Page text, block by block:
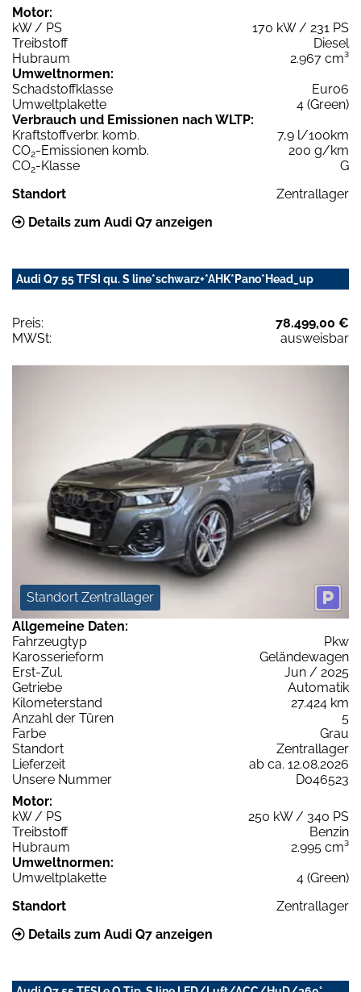
Motor:
kW / PS
170 kW / 231 PS
Treibstoff
Diesel
Hubraum
2.967 cm³
Umweltnormen:
Schadstoffklasse
Euro6
Umweltplakette
4 (Green)
Verbrauch und Emissionen nach WLTP:
Kraftstoffverbr. komb.
7,9 l/100km
CO2-Emissionen komb.
200 g/km
CO2-Klasse
G
Standort
Zentrallager
Details zum Audi Q7 anzeigen
Audi Q7 55 TFSI qu. S line*schwarz+*AHK*Pano*Head_up
Preis:
78.499,00 €
MWSt:
ausweisbar
Standort Zentrallager
Allgemeine Daten:
Fahrzeugtyp
Pkw
Karosserieform
Geländewagen
Erst-Zul.
Jun / 2025
Getriebe
Automatik
Kilometerstand
27.424 km
Anzahl der Türen
5
Farbe
Grau
Standort
Zentrallager
Lieferzeit
ab ca. 12.08.2026
Unsere Nummer
D046523
Motor:
kW / PS
250 kW / 340 PS
Treibstoff
Benzin
Hubraum
2.995 cm³
Umweltnormen:
Umweltplakette
4 (Green)
Standort
Zentrallager
Details zum Audi Q7 anzeigen